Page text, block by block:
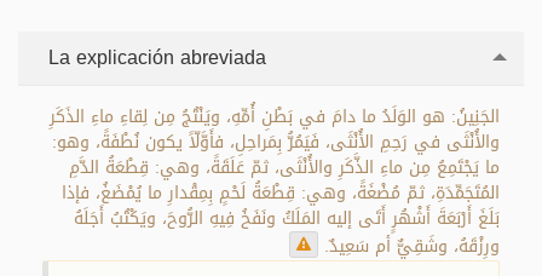
La explicación abreviada
الجَنِينُ: هو الوَلَدُ ما دامَ في بَطْنِ أُمِّهِ، ويَنْتُجُ مِن لِقاءِ ماءِ الذَكَرِ
والأُنْثَى في رَحِمِ الأُنْثَى، فَيَمُرُّ بِمَراحِلِ، فأَوَّلّاً يكون نُطْفَةً، وهو:
ما يَجْتَمِعُ مِن ماءِ الذَّكَرِ والأُنْثَى، ثمّ عَلَقَةً، وهي: قِطْعَةُ الدَّمِ
المُتَجَمِّدَةِ، ثمّ مُضْغَةً، وهي: قِطْعَةُ لَحْمٍ بِمِقْدارِ ما يُمْضَغُ، فإذا
بَلَغَ أَرْبَعَةَ أَشْهُرٍ أَتَى إليه المَلَكُ ونَفَخُ فِيهِ الرُّوحَ، ويَكْتُبُ أَجَلَهُ
ورِزْقَهُ، وشَقِيٌّ أم سَعِيدٌ.